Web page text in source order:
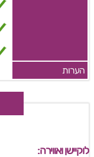
הערות
לוקיישן ואווירה: